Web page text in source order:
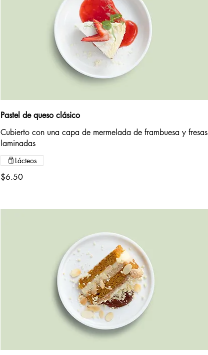
Pastel de queso clásico
Cubierto con una capa de mermelada de frambuesa y fresas
laminadas
$6.50
Lácteos